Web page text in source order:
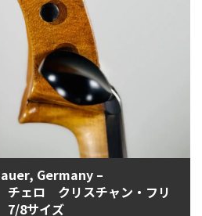
Germany –
ェロ クリスチャン・フリ
7/8サイズ